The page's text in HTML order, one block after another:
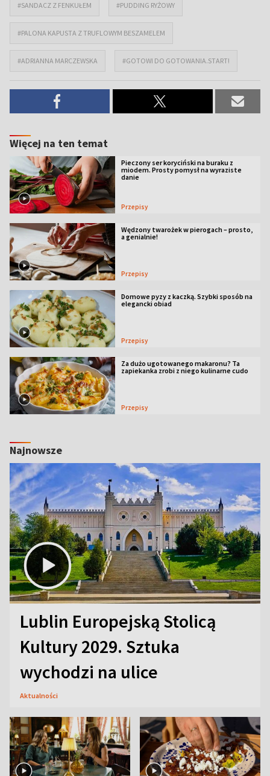
#SANDACZ Z FENKUŁEM #PUDDING RYŻOWY
#PALONA KAPUSTA Z TRUFLOWYM BESZAMELEM
#ADRIANNA MARCZEWSKA #GOTOWI DO GOTOWANIA.START!
Więcej na ten temat
Pieczony ser koryciński na buraku z
miodem. Prosty pomysł na wyraziste
danie
Przepisy
Wędzony twarożek w pierogach – prosto,
a genialnie!
Przepisy
Domowe pyzy z kaczką. Szybki sposób na
elegancki obiad
Przepisy
Za dużo ugotowanego makaronu? Ta
zapiekanka zrobi z niego kulinarne cudo
Przepisy
Najnowsze
Lublin Europejską Stolicą
Kultury 2029. Sztuka
wychodzi na ulice
Aktualności